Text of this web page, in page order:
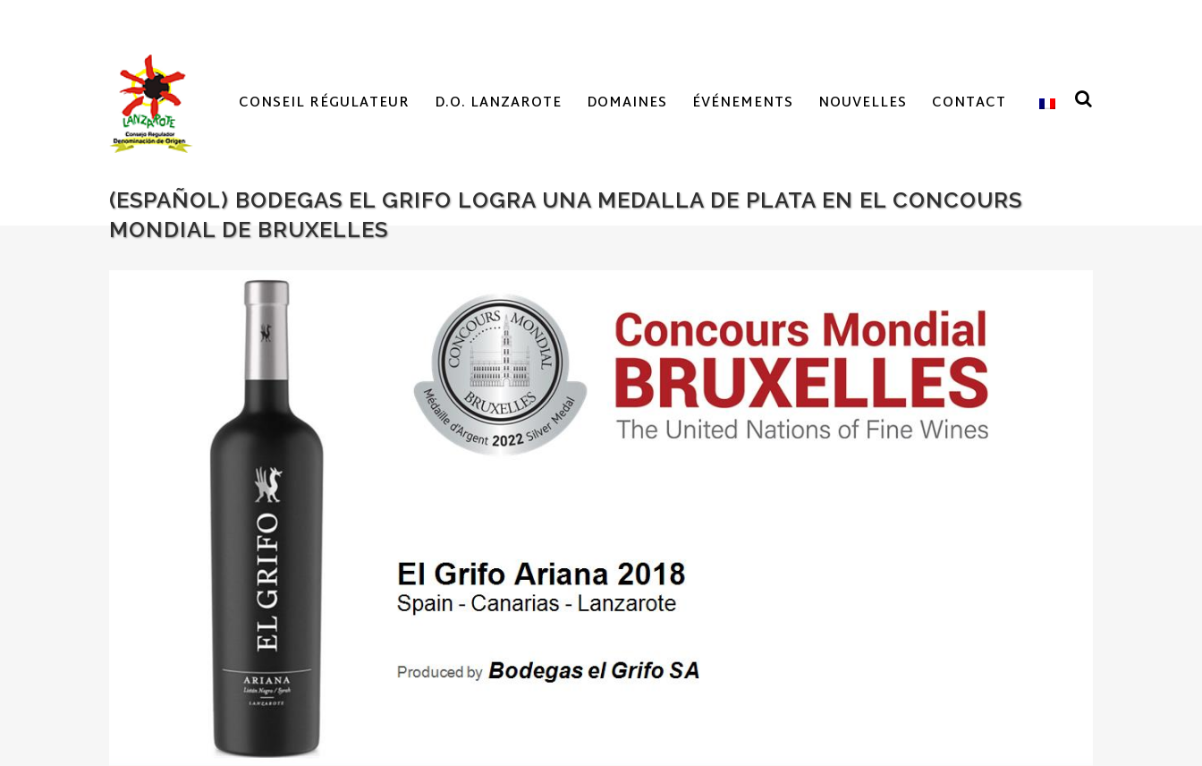
CONSEIL RÉGULATEUR D.O. LANZAROTE DOMAINES ÉVÉNEMENTS NOUVELLES CONTACT
(ESPAÑOL) BODEGAS EL GRIFO LOGRA UNA MEDALLA DE PLATA EN EL CONCOURS
MONDIAL DE BRUXELLES